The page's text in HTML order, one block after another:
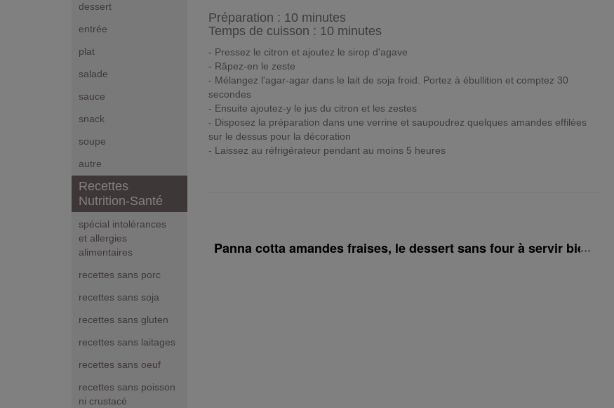
dessert
entrée
plat
salade
sauce
snack
soupe
autre
Recettes
Nutrition-Santé
spécial intolérances
et allergies
alimentaires
recettes sans porc
recettes sans soja
recettes sans gluten
recettes sans laitages
recettes sans oeuf
recettes sans poisson
ni crustacé
Préparation : 10 minutes
Temps de cuisson : 10 minutes
- Pressez le citron et ajoutez le sirop d'agave
- Râpez-en le zeste
- Mélangez l'agar-agar dans le lait de soja froid. Portez à ébullition et comptez 30
secondes
- Ensuite ajoutez-y le jus du citron et les zestes
- Disposez la préparation dans une verrine et saupoudrez quelques amandes effilées
sur le dessus pour la décoration
- Laissez au réfrigérateur pendant au moins 5 heures
Panna cotta amandes fraises, le dessert sans four à servir bien frais